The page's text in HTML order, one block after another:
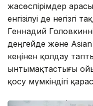
жасөспірімдер
енгізілуі де негізгі
Геннадий
деңгейде және
кеңінен қолдау
ынтымақтастығы
қосу мүмкіндігі